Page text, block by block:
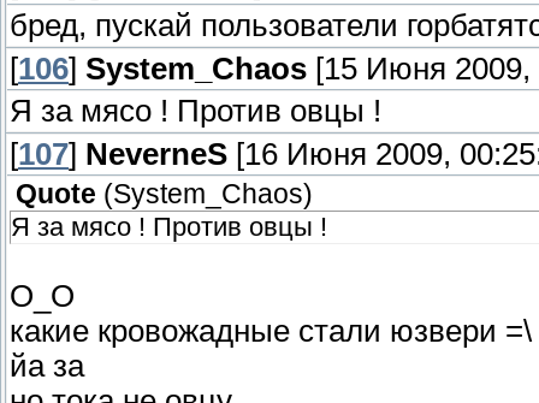
бред, пускай пользователи
[106] System_Chaos [15 Июня 2009,
Я за мясо ! Против овцы !
[107] NeverneS [16 Июня 2009,
Quote (System_Chaos)
Я за мясо ! Против овцы !
О_О
какие кровожадные стали юзвери =\
йа за